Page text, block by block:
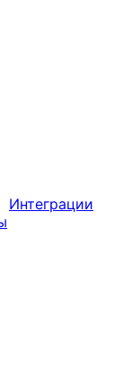
Интеграции